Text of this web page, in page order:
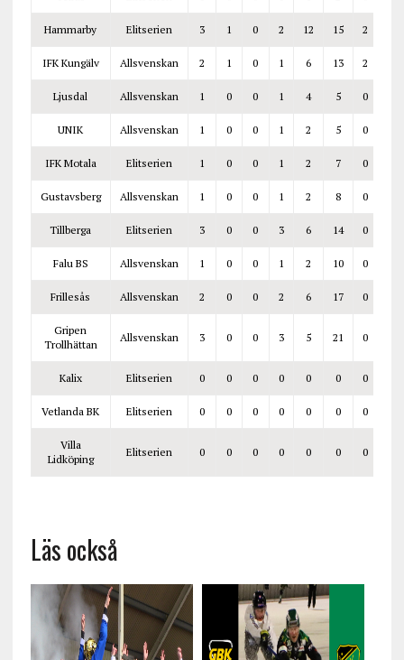
Hammarby Elitserien 3 1 0 2 12 15 2
IFK Kungälv Allsvenskan 2 1 0 1 6 13 2
Ljusdal Allsvenskan 1 0 0 1 4 5 0
UNIK Allsvenskan 1 0 0 1 2 5 0
IFK Motala Elitserien 1 0 0 1 2 7 0
Gustavsberg Allsvenskan 1 0 0 1 2 8 0
Tillberga Elitserien 3 0 0 3 6 14 0
Falu BS Allsvenskan 1 0 0 1 2 10 0
Frillesås Allsvenskan 2 0 0 2 6 17 0
Gripen
Trollhättan
Allsvenskan 3 0 0 3 5 21 0
Kalix Elitserien 0 0 0 0 0 0 0
Vetlanda BK Elitserien 0 0 0 0 0 0 0
Villa
Lidköping
Elitserien 0 0 0 0 0 0 0
Läs också